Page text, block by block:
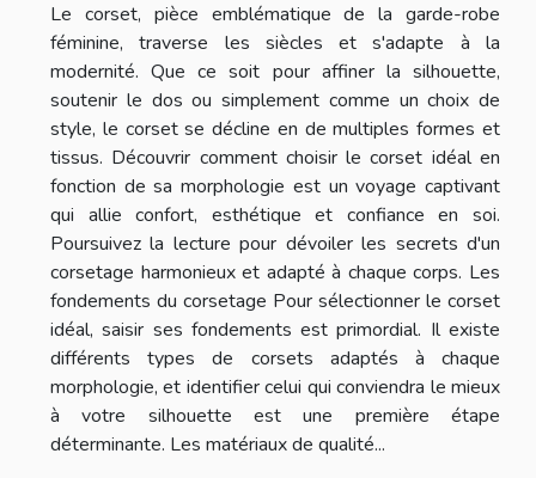
Le corset, pièce emblématique de la garde-robe
féminine, traverse les siècles et s'adapte à la
modernité. Que ce soit pour affiner la silhouette,
soutenir le dos ou simplement comme un choix de
style, le corset se décline en de multiples formes et
tissus. Découvrir comment choisir le corset idéal en
fonction de sa morphologie est un voyage captivant
qui allie confort, esthétique et confiance en soi.
Poursuivez la lecture pour dévoiler les secrets d'un
corsetage harmonieux et adapté à chaque corps. Les
fondements du corsetage Pour sélectionner le corset
idéal, saisir ses fondements est primordial. Il existe
différents types de corsets adaptés à chaque
morphologie, et identifier celui qui conviendra le mieux
à votre silhouette est une première étape
déterminante. Les matériaux de qualité...